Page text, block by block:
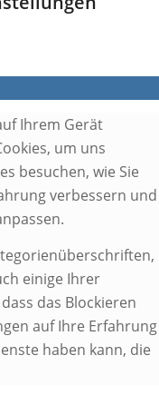
Ihrem Gerät
um uns
besuchen, wie Sie
verbessern und
einige Ihrer
das Blockieren
auf Ihre Erfahrung
haben kann, die